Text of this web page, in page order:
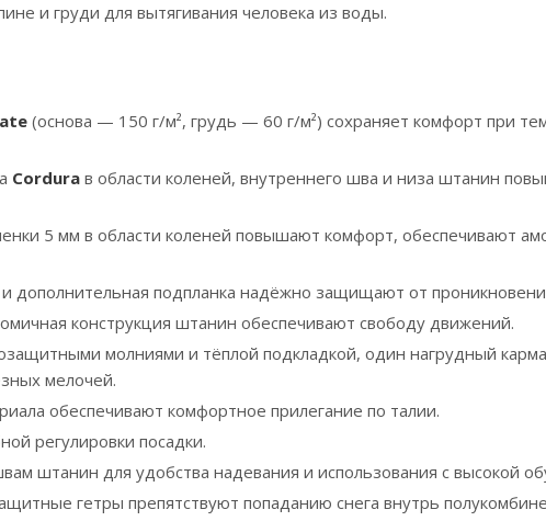
и груди для вытягивания человека из воды.
(основа — 150 г/м², грудь — 60 г/м²) сохраняет комфорт при
Cordura в области коленей, внутреннего шва и низа штанин
5 мм в области коленей повышают комфорт, обеспечивают
дополнительная подпланка надёжно защищают от
конструкция штанин обеспечивают свободу движений.
молниями и тёплой подкладкой, один нагрудный
мелочей.
обеспечивают комфортное прилегание по талии.
регулировки посадки.
штанин для удобства надевания и использования с высокой
гетры препятствуют попаданию снега внутрь